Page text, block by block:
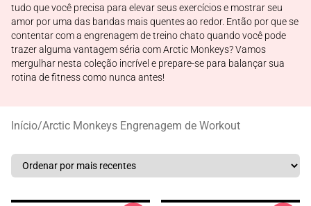
tudo que você precisa para elevar seus exercícios e mostrar seu
amor por uma das bandas mais quentes ao redor. Então por que se
contentar com a engrenagem de treino chato quando você pode
trazer alguma vantagem séria com Arctic Monkeys? Vamos
mergulhar nesta coleção incrível e prepare-se para balançar sua
rotina de fitness como nunca antes!
Início/Arctic Monkeys Engrenagem de Workout